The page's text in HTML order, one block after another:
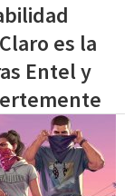
es la
Entel y